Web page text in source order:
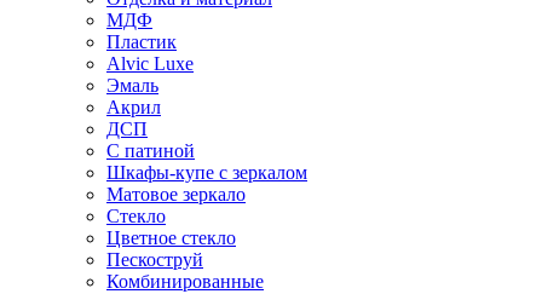
МДФ
Пластик
Alvic Luxe
Эмаль
Акрил
ДСП
С патиной
Шкафы-купе с зеркалом
Матовое зеркало
Стекло
Цветное стекло
Пескоструй
Комбинированные